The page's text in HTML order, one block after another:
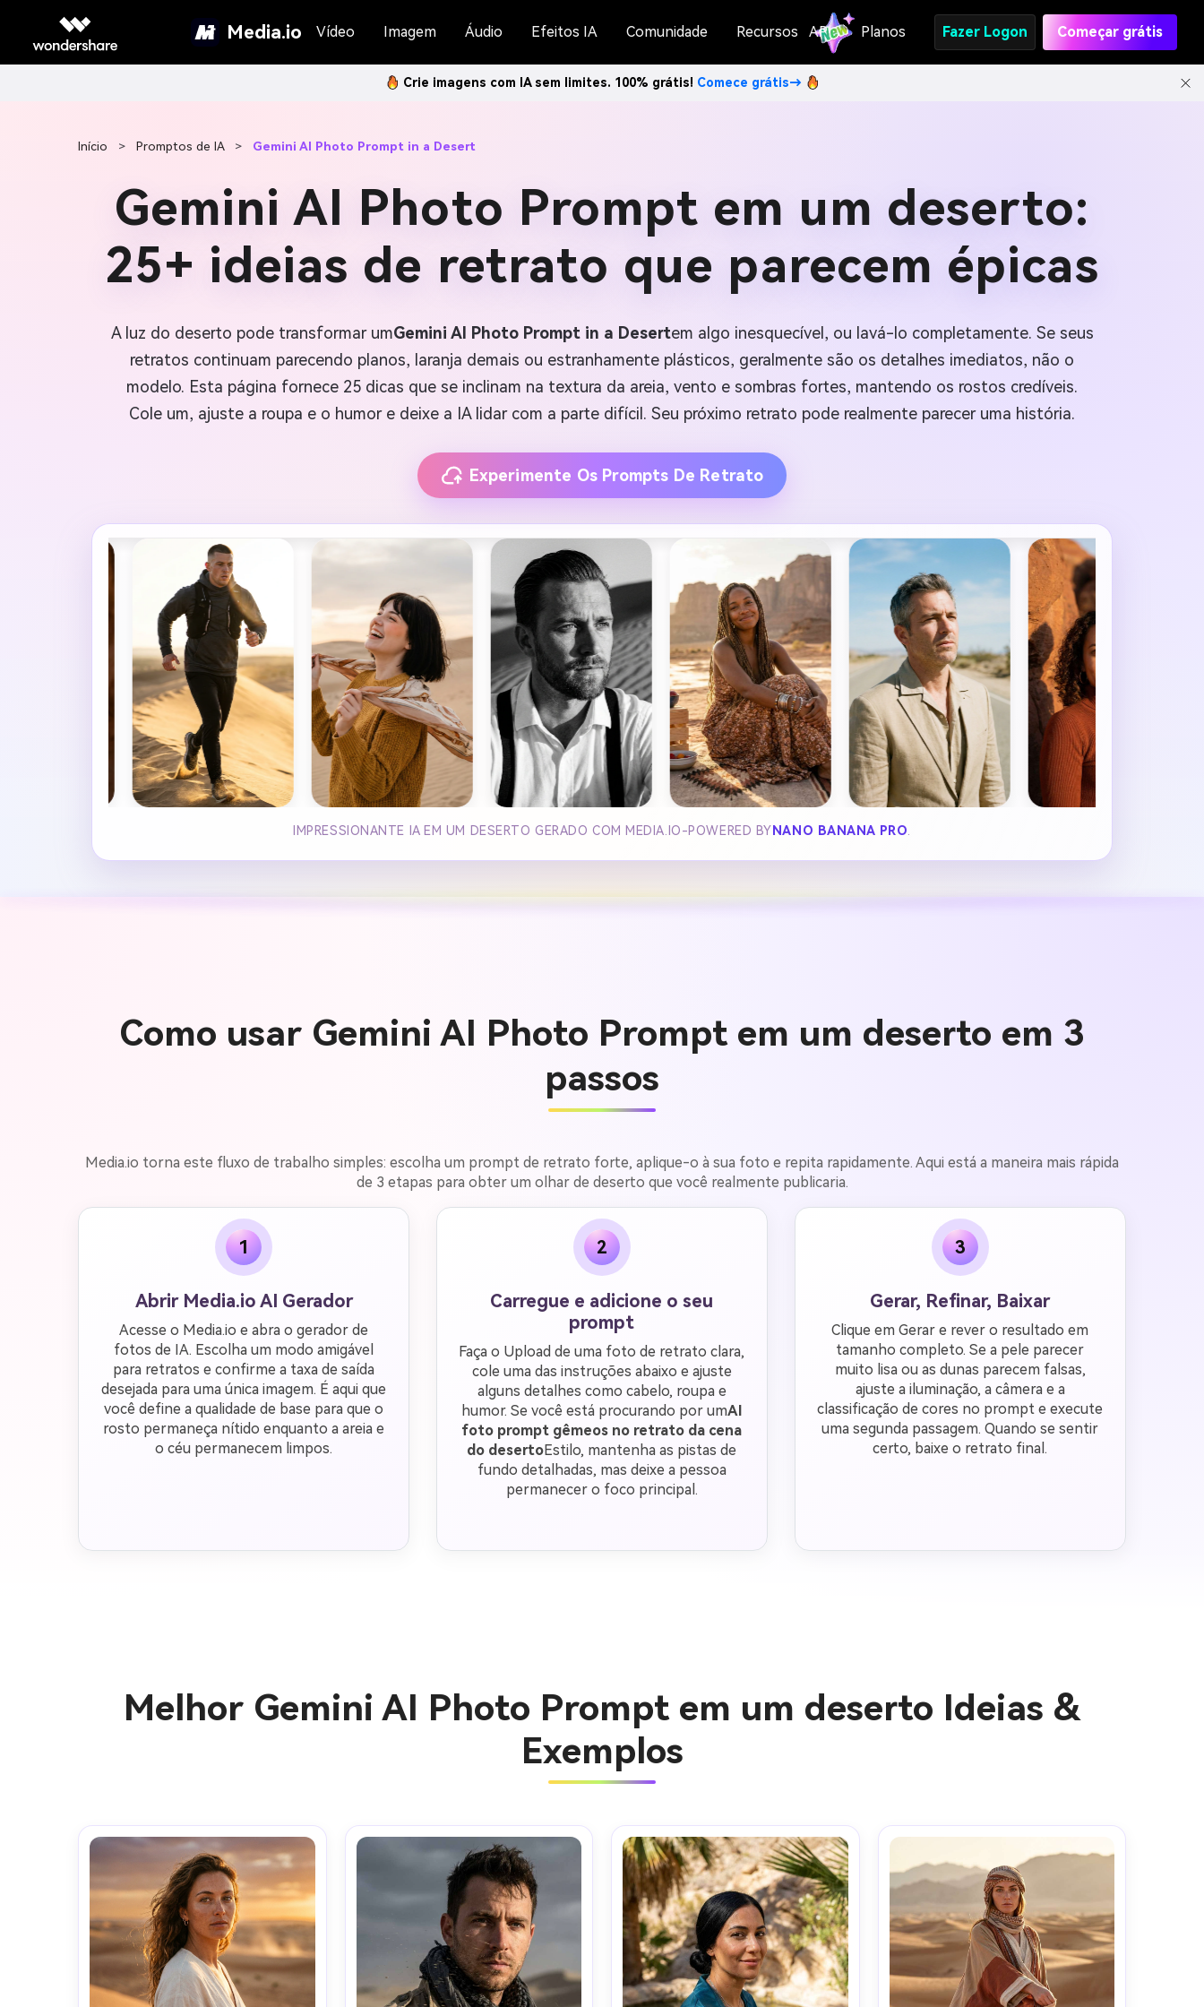
Media.io Vídeo Imagem Áudio Efeitos IA Comunidade Recursos API Planos Fazer Logon Começar grátis
Crie imagens com IA sem limites. 100% grátis! Comece grátis→
Início > Promptos de IA > Gemini AI Photo Prompt in a Desert
Gemini AI Photo Prompt em um deserto:
25+ ideias de retrato que parecem épicas
A luz do deserto pode transformar umGemini AI Photo Prompt in a Desertem algo inesquecível, ou lavá-lo completamente. Se seus
retratos continuam parecendo planos, laranja demais ou estranhamente plásticos, geralmente são os detalhes imediatos, não o
modelo. Esta página fornece 25 dicas que se inclinam na textura da areia, vento e sombras fortes, mantendo os rostos credíveis.
Cole um, ajuste a roupa e o humor e deixe a IA lidar com a parte difícil. Seu próximo retrato pode realmente parecer uma história.
Experimente Os Prompts De Retrato
IMPRESSIONANTE IA EM UM DESERTO GERADO COM MEDIA.IO-POWERED BY NANO BANANA PRO
Como usar Gemini AI Photo Prompt em um deserto em 3
passos
Media.io torna este fluxo de trabalho simples: escolha um prompt de retrato forte, aplique-o à sua foto e repita rapidamente. Aqui está a maneira mais rápida
de 3 etapas para obter um olhar de deserto que você realmente publicaria.
1
Abrir Media.io AI Gerador
Acesse o Media.io e abra o gerador de
fotos de IA. Escolha um modo amigável
para retratos e confirme a taxa de saída
desejada para uma única imagem. É aqui que
você define a qualidade de base para que o
rosto permaneça nítido enquanto a areia e
o céu permanecem limpos.
2
Carregue e adicione o seu
prompt
Faça o Upload de uma foto de retrato clara,
cole uma das instruções abaixo e ajuste
alguns detalhes como cabelo, roupa e
humor. Se você está procurando por umAI
foto prompt gêmeos no retrato da cena
do desertoEstilo, mantenha as pistas de
fundo detalhadas, mas deixe a pessoa
permanecer o foco principal.
3
Gerar, Refinar, Baixar
Clique em Gerar e rever o resultado em
tamanho completo. Se a pele parecer
muito lisa ou as dunas parecem falsas,
ajuste a iluminação, a câmera e a
classificação de cores no prompt e execute
uma segunda passagem. Quando se sentir
certo, baixe o retrato final.
Melhor Gemini AI Photo Prompt em um deserto Ideias &
Exemplos
Crie imagens com
IA sem limites.